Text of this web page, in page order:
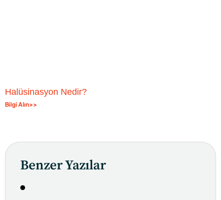
Halüsinasyon Nedir?
Bilgi Alın>>
Benzer Yazılar